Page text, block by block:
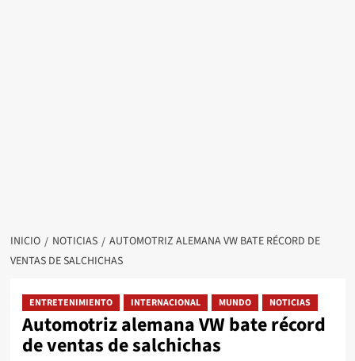
INICIO NOTICIAS
AUTOMOTRIZ ALEMANA VW BATE RÉCORD DE
VENTAS DE SALCHICHAS
ENTRETENIMIENTO INTERNACIONAL MUNDO NOTICIAS
Automotriz alemana VW bate récord
de ventas de salchichas